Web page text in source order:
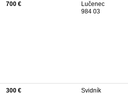
700 €
Lučenec
984 03
300 €
Svidník